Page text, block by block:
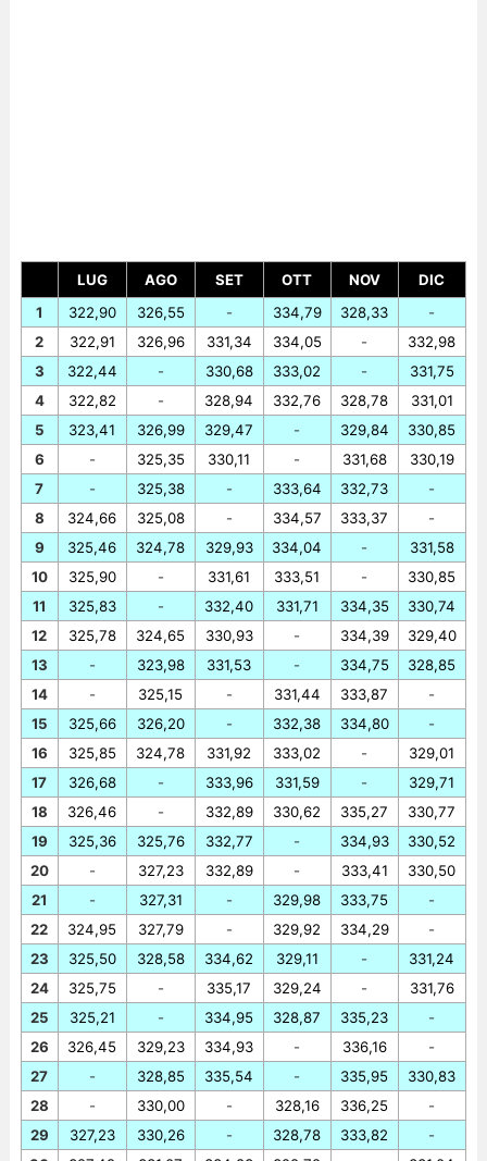
LUG AGO SET OTT NOV
DIC
1
2
3
4
5
6
7
8
9
10
11
12
13
14
15
16
17
18
19
20
21
22
23
24
25
26
27
28
29
322,90
322,91
322,44
322,82
323,41
-
-
324,66
325,46
325,90
325,83
325,78
-
-
325,66
325,85
326,68
326,46
325,36
-
-
324,95
325,50
325,75
325,21
326,45
-
-
327,23
326,55
326,96
-
-
326,99
325,35
325,38
325,08
324,78
-
-
324,65
323,98
325,15
326,20
324,78
-
-
325,76
327,23
327,31
327,79
328,58
-
-
329,23
328,85
330,00
330,26
-
331,34
330,68
328,94
329,47
330,11
-
-
329,93
331,61
332,40
330,93
331,53
-
-
331,92
333,96
332,89
332,77
332,89
-
-
334,62
335,17
334,95
334,93
335,54
-
-
334,79
334,05
333,02
332,76
-
-
333,64
334,57
334,04
333,51
331,71
-
-
331,44
332,38
333,02
331,59
330,62
-
-
329,98
329,92
329,11
329,24
328,87
-
-
328,16
328,78
328,33
-
-
328,78
329,84
331,68
332,73
333,37
-
-
334,35
334,39
334,75
333,87
334,80
-
-
335,27
334,93
333,41
333,75
334,29
-
-
335,23
336,16
335,95
336,25
333,82
-
332,98
331,75
331,01
330,85
330,19
-
-
331,58
330,85
330,74
329,40
328,85
-
-
329,01
329,71
330,77
330,52
330,50
-
-
331,24
331,76
-
-
330,83
-
-